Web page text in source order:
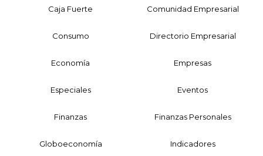
Caja Fuerte Comunidad Empresarial
Consumo Directorio Empresarial
Economía Empresas
Especiales Eventos
Finanzas Finanzas Personales
Globoeconomía Indicadores